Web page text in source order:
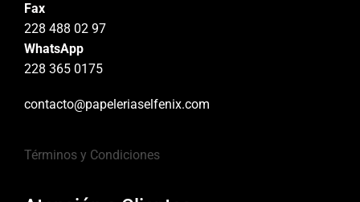
Fax
228 488 02 97
WhatsApp
228 365 0175
contacto@papeleriaselfenix.com
Términos y Condiciones